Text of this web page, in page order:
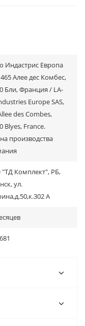
Индастрис Европа
Алее дес Комбес,
Бли, Франция / LA-
Europe SAS,
des Combes,
Blyes, France.
производства
Комплект", РБ,
ул.
А